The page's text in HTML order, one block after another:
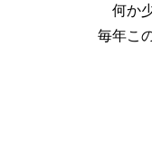
何か
毎年こ